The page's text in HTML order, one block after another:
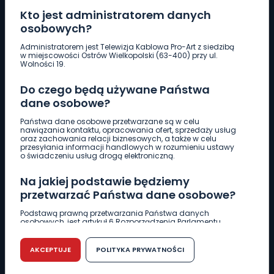
Kto jest administratorem danych
osobowych?
Administratorem jest Telewizja Kablowa Pro-Art z siedzibą
w miejscowości Ostrów Wielkopolski (63-400) przy ul.
Wolności 19.
Do czego będą używane Państwa
dane osobowe?
Państwa dane osobowe przetwarzane są w celu
nawiązania kontaktu, opracowania ofert, sprzedaży usług
oraz zachowania relacji biznesowych, a także w celu
przesyłania informacji handlowych w rozumieniu ustawy
o świadczeniu usług drogą elektroniczną.
Na jakiej podstawie będziemy
przetwarzać Państwa dane osobowe?
Podstawą prawną przetwarzania Państwa danych
osobowych, jest artykuł 6 Rozporządzenia Parlamentu
r. w sprawie ochrony osób fizycznych w związku z
przetwarzaniem danych osobowych w sprawie
swobodnego przepływu takich danych oraz uchylenia
dyrektywy 95/46/WE (RODO).
AKCEPTUJE POLITYKA PRYWATNOŚCI
Pobierz logotyp
661 997 997
REDAKCJA
62 735 22 22redakcja@wlkp24.info
DZIAŁ REKLAMY
62 735 01 85 reklama@wlkp24.info
WIADOMOŚCI
CIEKAWOSTKI